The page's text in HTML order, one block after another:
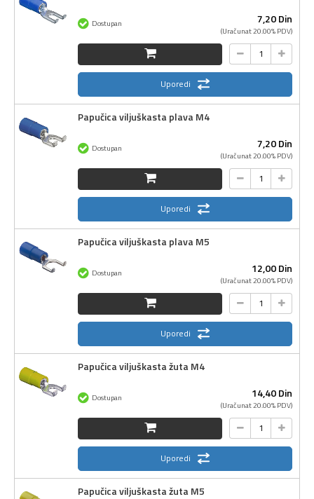
7,20Din
(Uračunat 20.00% PDV)
Dostupan
Uporedi
Papučica viljuškasta plava M4
7,20Din
(Uračunat 20.00% PDV)
Dostupan
Uporedi
Papučica viljuškasta plava M5
12,00Din
(Uračunat 20.00% PDV)
Dostupan
Uporedi
Papučica viljuškasta žuta M4
14,40Din
(Uračunat 20.00% PDV)
Dostupan
Uporedi
Papučica viljuškasta žuta M5